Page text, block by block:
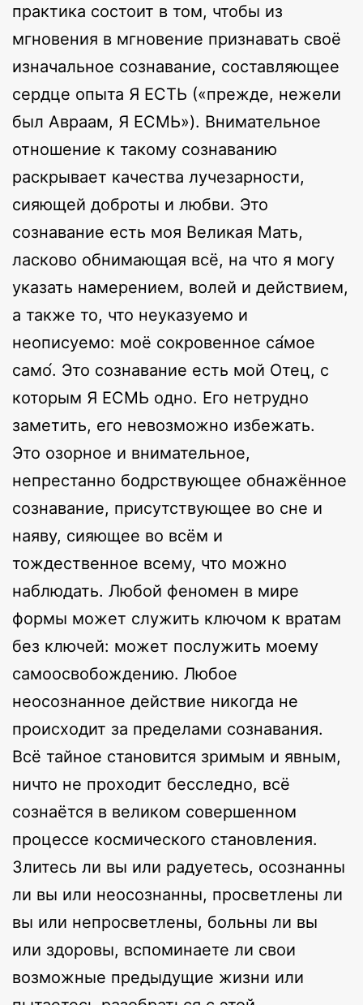
практика состоит в том, чтобы из
мгновения в мгновение признавать своё
изначальное сознавание, составляющее
сердце опыта Я ЕСТЬ («прежде, нежели
был Авраам, Я ЕСМЬ»). Внимательное
отношение к такому сознаванию
раскрывает качества лучезарности,
сияющей доброты и любви. Это
сознавание есть моя Великая Мать,
ласково обнимающая всё, на что я могу
указать намерением, волей и действием,
а также то, что неуказуемо и
неописуемо: моё сокровенное са́мое
само́. Это сознавание есть мой Отец, с
которым Я ЕСМЬ одно. Его нетрудно
заметить, его невозможно избежать.
Это озорное и внимательное,
непрестанно бодрствующее обнажённое
сознавание, присутствующее во сне и
наяву, сияющее во всём и
тождественное всему, что можно
наблюдать. Любой феномен в мире
формы может служить ключом к вратам
без ключей: может послужить моему
самоосвобождению. Любое
неосознанное действие никогда не
происходит за пределами сознавания.
Всё тайное становится зримым и явным,
ничто не проходит бесследно, всё
сознаётся в великом совершенном
процессе космического становления.
Злитесь ли вы или радуетесь, осознанны
ли вы или неосознанны, просветлены ли
вы или непросветлены, больны ли вы
или здоровы, вспоминаете ли свои
возможные предыдущие жизни или